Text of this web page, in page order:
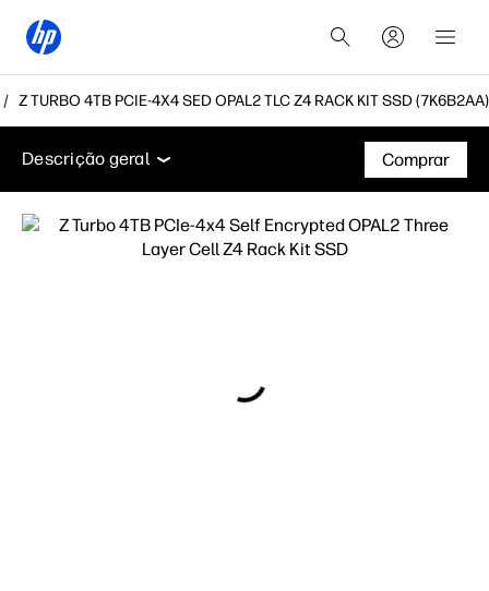
Z TURBO 4TB PCIE-4X4 SED OPAL2 TLC Z4 RACK KIT SSD (7K6B2AA)
Descrição geral Especificações técnicas
Suporte
Descrição geral
Descrição geral
Especificações técnicas
Comprar